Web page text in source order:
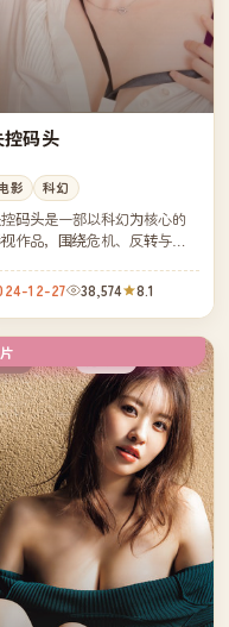
控码头
影 科幻
码头是一部以科幻为核心的
作品，围绕危机、反转与人
荐观看。
12-27 38,574 8.1
国